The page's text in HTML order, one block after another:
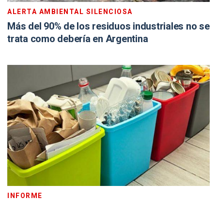
ALERTA AMBIENTAL SILENCIOSA
Más del 90% de los residuos industriales no se
trata como debería en Argentina
INFORME